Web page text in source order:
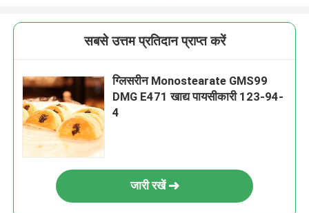
सबसे उत्तम प्रतिदान प्राप्त करें
ग्लिसरीन Monostearate GMS99
DMG E471 खाद्य पायसीकारी 123-94-
4
जारी रखें